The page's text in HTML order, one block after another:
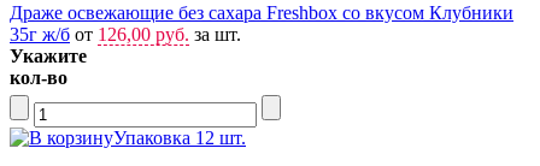
Драже освежающие без сахара Freshbox со вкусом Клубники
35г ж/б от 126,00 руб. за шт.
Укажите
кол-во
Упаковка 12 шт.